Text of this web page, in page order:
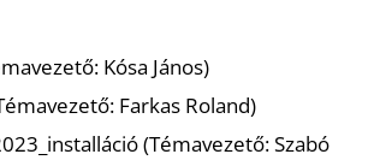
Kósa János)
Farkas Roland)
(Témavezető: Szabó